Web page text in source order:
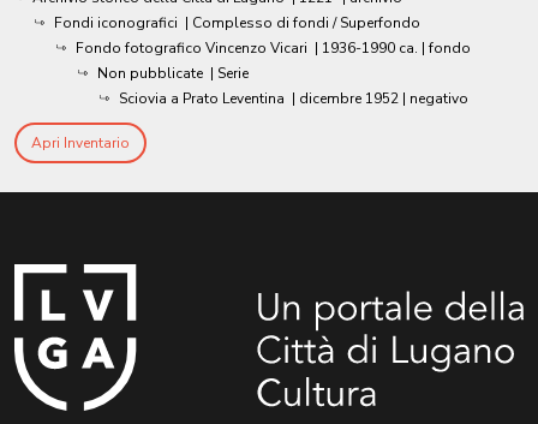
Fondi iconografici | Complesso di fondi / Superfondo
Fondo fotografico Vincenzo Vicari | 1936-1990 ca. | fondo
Non pubblicate | Serie
Sciovia a Prato Leventina | dicembre 1952 | negativo
Apri Inventario